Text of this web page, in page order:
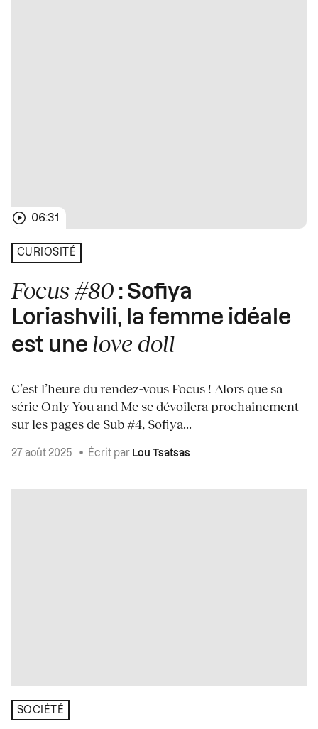
06:31
CURIOSITÉ
Focus #80 : Sofiya
Loriashvili, la femme idéale
est une love doll
C’est l’heure du rendez-vous Focus ! Alors que sa
série Only You and Me se dévoilera prochainement
sur les pages de Sub #4, Sofiya...
27 août 2025 • Écrit par Lou Tsatsas
SOCIÉTÉ